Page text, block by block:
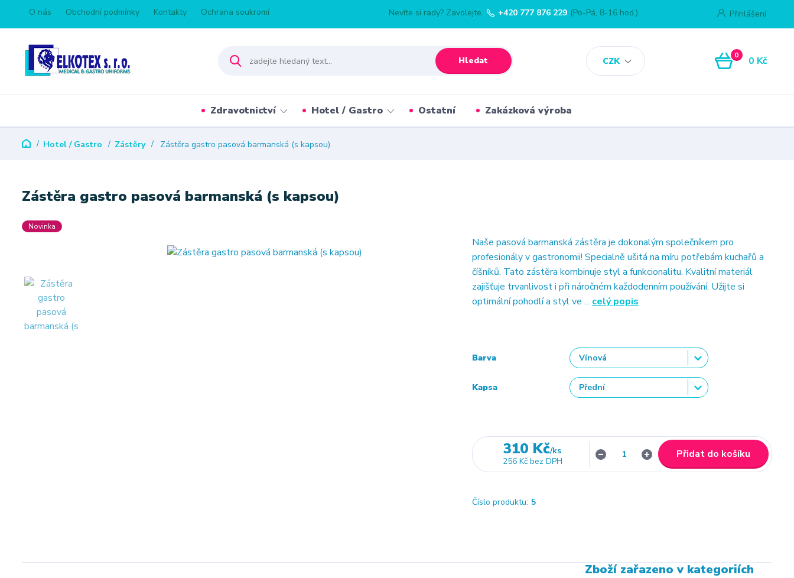
O nás Obchodní podmínky Kontakty Ochrana soukromí
CZK
Přihlášení
Hledat
Nevíte si rady? Zavolejte. +420 777 876 229 (Po-Pá, 8-16 hod.)
0 0 Kč
Zdravotnictví Hotel / Gastro Ostatní Zakázková výroba
Hotel / Gastro Zástěry Zástěra gastro pasová barmanská (s kapsou)
Zástěra gastro pasová barmanská (s kapsou)
Novinka
Naše pasová barmanská zástěra je dokonalým společníkem pro
profesionály v gastronomii! Specialně ušitá na míru potřebám kuchařů a
číšníků. Tato zástěra kombinuje styl a funkcionalitu. Kvalitní materiál
zajišťuje trvanlivost i při náročném každodenním používání. Užijte si
optimální pohodlí a styl ve ... celý popis
Barva
Kapsa
310 Kč/ks
256 Kč bez DPH
Přidat do košíku
Číslo produktu: 5
Zboží zařazeno v kategoriích